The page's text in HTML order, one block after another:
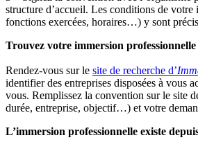
structure d’accueil. Les conditions de votre
fonctions exercées, horaires…) y sont
Trouvez votre immersion professionnelle
Rendez-vous sur le site de recherche d’
identifier des entreprises disposées à vous
vous. Remplissez la convention sur le site
durée, entreprise, objectif…) et votre
L’immersion professionnelle existe